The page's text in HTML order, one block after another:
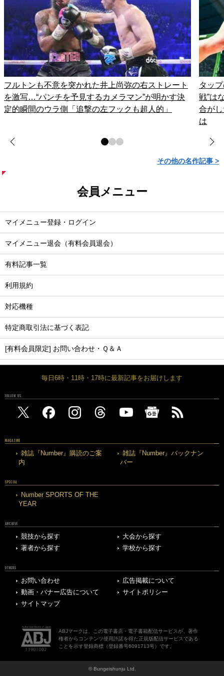
フルトンも不意を突かれた井上尚弥の右ストレート
を激写…“パンチを予見するカメラマン”が明かす決
定的瞬間のウラ側「追撃の左フックも超人的」
タッ
戦”は
合が
は
その他の名作記事 >
会員メニュー
マイメニュー登録・ログイン
マイメニュー退会（有料会員退会）
有料記事一覧
利用規約
対応機種
特定商取引法に基づく表記
[有料会員限定] お問い合わせ・Ｑ＆Ａ
毎日6時・11時・17時に最新記事をお届けします
FOLLOW US
MAGAZINE
雑誌『Number』購読のご案
内
雑誌『Number』バックナン
バー
SPECIAL
Number SPORTS OF THE
YEAR
ARCHIVE
競技から探す
大会から探す
著者から探す
学校から探す
OTHERS
お問い合わせ
広告掲載について
動画・バナー広告について
サイトポリシー
サイトマップ
ABJマークは、この電子書店・電子書籍配信サービスが、著作
権者からコンテンツ使用許諾を得た正規版配信サービスである
ことを示す登録商標（登録番号6091713号）です。
© Bungeishunju Ltd.